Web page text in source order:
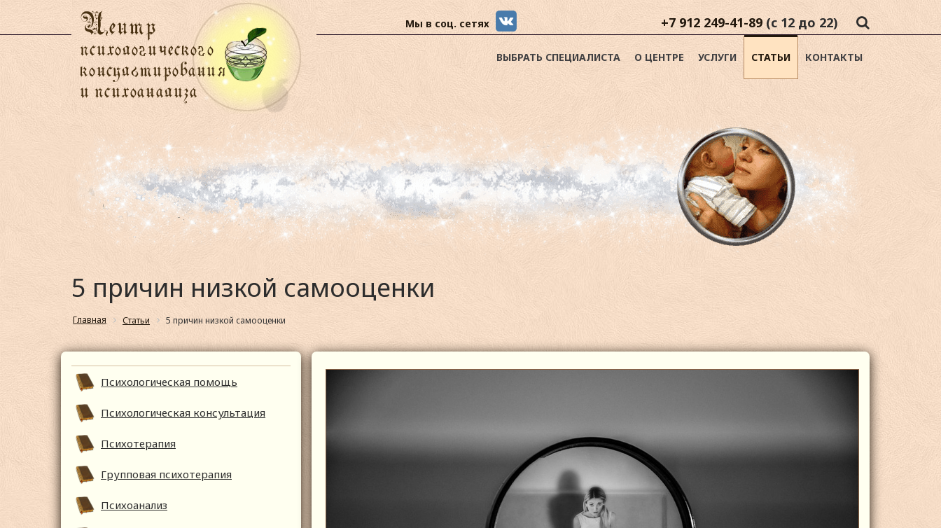
Мы в соц. сетях +7 912 249-41-89 (с 12 до 22)
ВЫБРАТЬ СПЕЦИАЛИСТА О ЦЕНТРЕ УСЛУГИ СТАТЬИ КОНТАКТЫ
5 причин низкой самооценки
Главная Статьи 5 причин низкой самооценки
Психологическая помощь
Психологическая консультация
Психотерапия
Групповая психотерапия
Психоанализ